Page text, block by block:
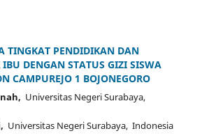
TINGKAT PENDIDIKAN DAN
DENGAN STATUS GIZI SISWA
CAMPUREJO 1 BOJONEGORO
Universitas Negeri Surabaya,
Universitas Negeri Surabaya, Indonesia